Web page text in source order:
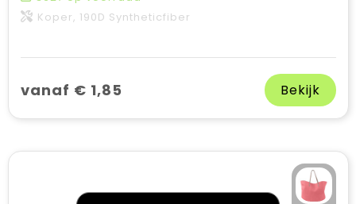
Koper, 190D Syntheticfiber
vanaf € 1,85 Bekijk